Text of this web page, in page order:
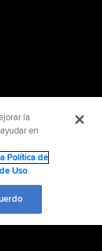
la
en
Política de
Uso.